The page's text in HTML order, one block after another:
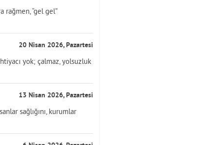
“gel gel”
20 Nisan 2026, Pazartesi
yok; çalmaz, yolsuzluk
13 Nisan 2026, Pazartesi
sağlığını, kurumlar